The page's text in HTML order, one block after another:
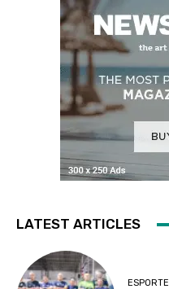
LATEST ARTICLES
ESPORTE